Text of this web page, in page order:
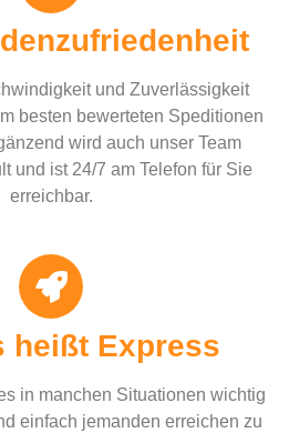
und Zuverlässigkeit
besten bewerteten Speditionen
wird auch unser Team
und ist 24/7 am Telefon für Sie
erreichbar.
heißt Express
in manchen Situationen wichtig
einfach jemanden erreichen zu